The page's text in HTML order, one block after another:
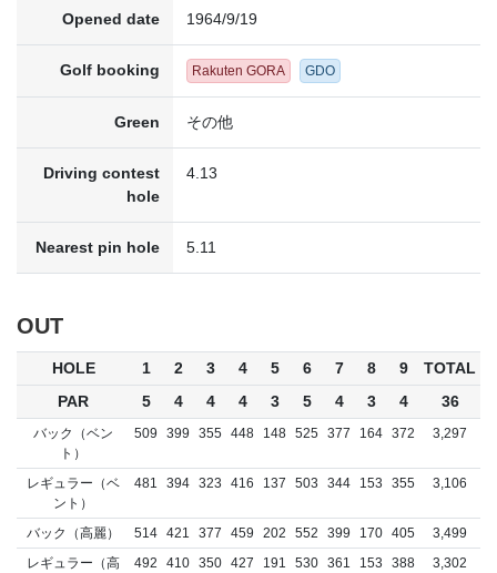
Opened date 1964/9/19
Golf booking Rakuten GORA GDO
Green その他
Driving contest
hole
4.13
Nearest pin hole 5.11
OUT
HOLE 1 2 3 4 5 6 7 8 9
TOTAL
PAR
5 4 4 4 3 5 4 3 4 36
バック（ベン
ト）
509 399 355 448 148 525 377 164 372 3,297
レギュラー（ベ
ント）
481 394 323 416 137 503 344 153 355 3,106
バック（高麗） 514 421 377 459 202 552 399 170 405
3,499
レギュラー（高
492 410 350 427 191 530 361 153 388 3,302